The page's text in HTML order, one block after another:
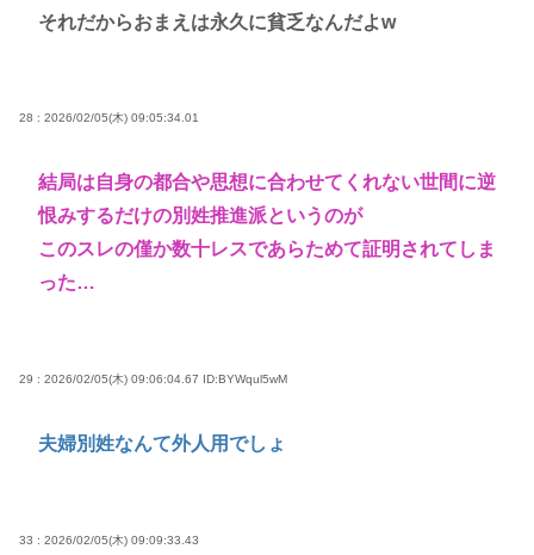
それだからおまえは永久に貧乏なんだよw
28 : 2026/02/05(木) 09:05:34.01
結局は自身の都合や思想に合わせてくれない世間に逆
恨みするだけの別姓推進派というのが
このスレの僅か数十レスであらためて証明されてしま
った…
29 : 2026/02/05(木) 09:06:04.67 ID:BYWqul5wM
夫婦別姓なんて外人用でしょ
33 : 2026/02/05(木) 09:09:33.43